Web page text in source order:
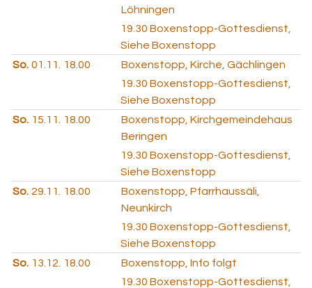
Löhningen
19.30 Boxenstopp-Gottesdienst,
Siehe Boxenstopp
So. 01.11. 18.00
Boxenstopp, Kirche, Gächlingen
19.30 Boxenstopp-Gottesdienst,
Siehe Boxenstopp
So. 15.11. 18.00
Boxenstopp, Kirchgemeindehaus
Beringen
19.30 Boxenstopp-Gottesdienst,
Siehe Boxenstopp
So. 29.11. 18.00
Boxenstopp, Pfarrhaussäli,
Neunkirch
19.30 Boxenstopp-Gottesdienst,
Siehe Boxenstopp
So. 13.12. 18.00
Boxenstopp, Info folgt
19.30 Boxenstopp-Gottesdienst,